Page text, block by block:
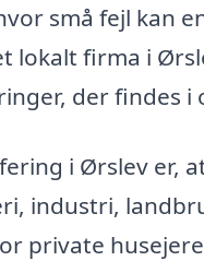
små fejl kan
lokalt firma i
der findes i
i Ørslev er,
industri,
private